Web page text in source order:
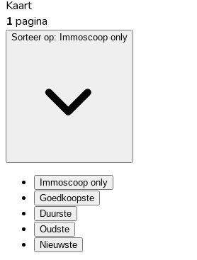
Kaart
1 pagina
Sorteer op: Immoscoop only
Immoscoop only
Goedkoopste
Duurste
Oudste
Nieuwste